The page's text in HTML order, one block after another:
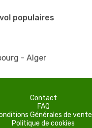
populaires
- Alger
Contact
FAQ
Générales de vente
Politique de cookies